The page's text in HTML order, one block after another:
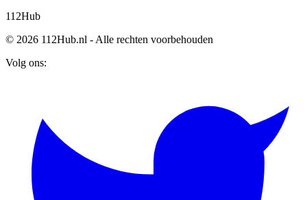
112Hub
© 2026 112Hub.nl - Alle rechten voorbehouden
Volg ons: